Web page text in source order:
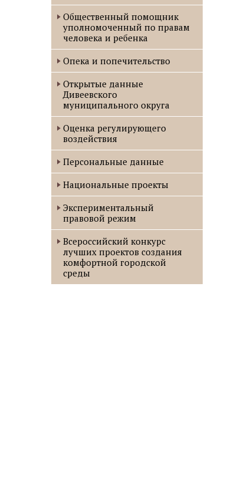
Oбщественный помощник
уполномоченный по правам
человека и ребенка
Опека и попечительство
Открытые данные
Дивеевского
муниципального округа
Оценка регулирующего
воздействия
Персональные данные
Национальные проекты
Экспериментальный
правовой режим
Всероссийский конкурс
лучших проектов создания
комфортной городской
среды